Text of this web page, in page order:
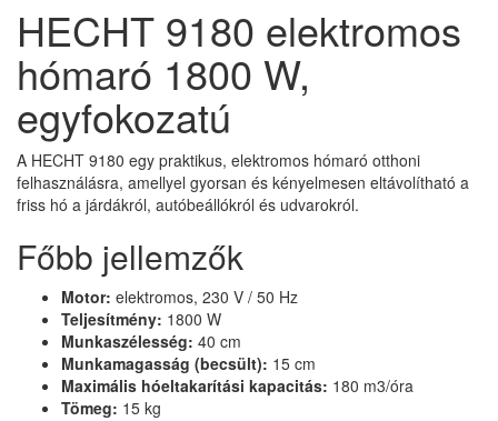
HECHT 9180 elektromos
hómaró 1800 W,
egyfokozatú
A HECHT 9180 egy praktikus, elektromos hómaró otthoni
felhasználásra, amellyel gyorsan és kényelmesen eltávolítható a
friss hó a járdákról, autóbeállókról és udvarokról.
Főbb jellemzők
Motor: elektromos, 230 V / 50 Hz
Teljesítmény: 1800 W
Munkaszélesség: 40 cm
Munkamagasság (becsült): 15 cm
Maximális hóeltakarítási kapacitás: 180 m3/óra
Tömeg: 15 kg